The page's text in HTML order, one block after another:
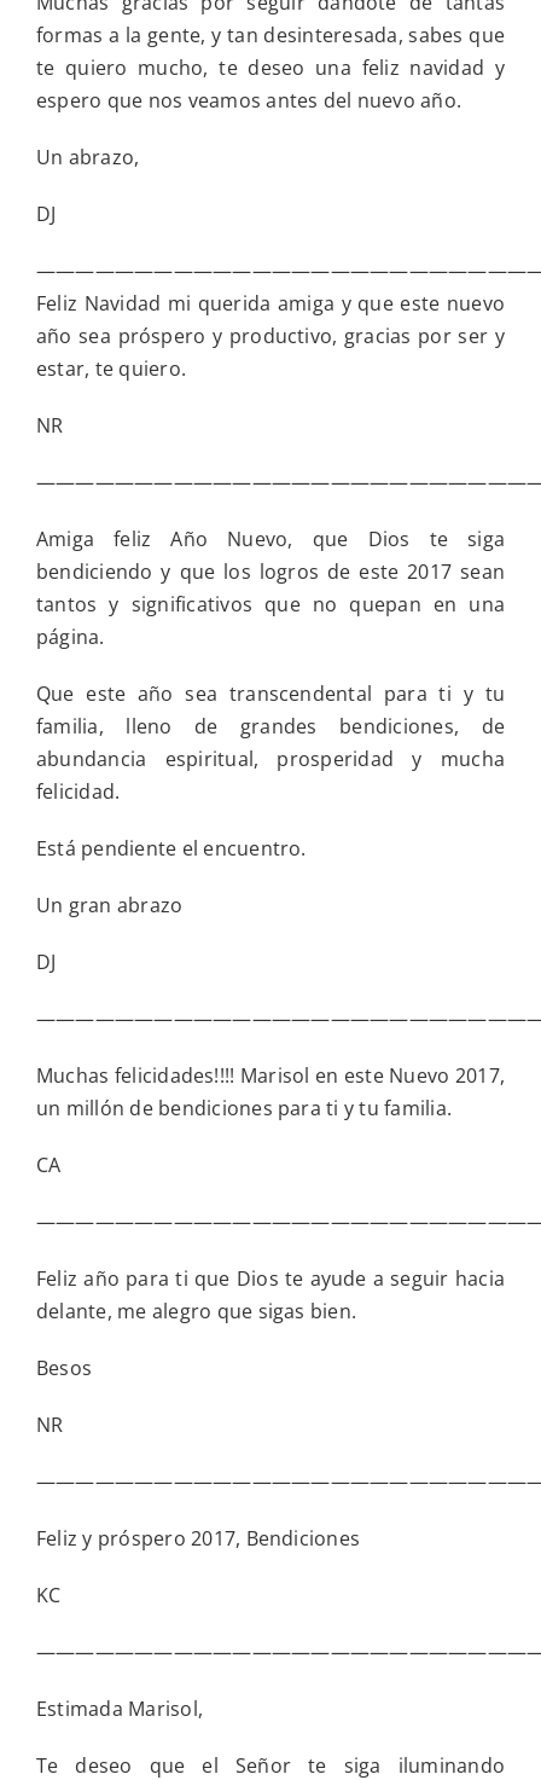
formas a la gente, y tan desinteresada, sabes que
te quiero mucho, te deseo una feliz navidad y
espero que nos veamos antes del nuevo año.
Un abrazo,
DJ
Feliz Navidad mi querida amiga y que este nuevo
año sea próspero y productivo, gracias por ser y
estar, te quiero.
NR
Amiga feliz Año Nuevo, que Dios te siga
bendiciendo y que los logros de este 2017 sean
tantos y significativos que no quepan en una
página.
Que este año sea transcendental para ti y tu
familia, lleno de grandes bendiciones, de
abundancia espiritual, prosperidad y mucha
felicidad.
Está pendiente el encuentro.
Un gran abrazo
DJ
Muchas felicidades!!!! Marisol en este Nuevo 2017,
un millón de bendiciones para ti y tu familia.
CA
Feliz año para ti que Dios te ayude a seguir hacia
delante, me alegro que sigas bien.
Besos
NR
Feliz y próspero 2017, Bendiciones
KC
Estimada Marisol,
Te deseo que el Señor te siga iluminando